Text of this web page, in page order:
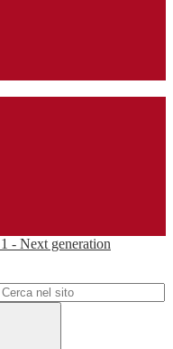
- Next generation